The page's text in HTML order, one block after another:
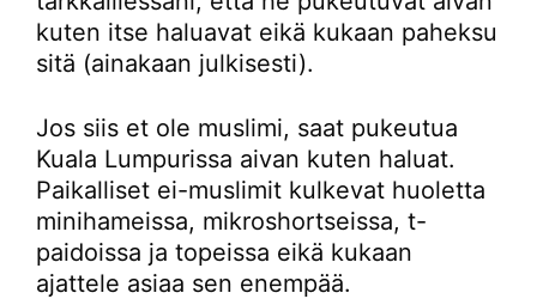
kuten itse haluavat eikä kukaan paheksu
sitä (ainakaan julkisesti).
Jos siis et ole muslimi, saat pukeutua
Kuala Lumpurissa aivan kuten haluat.
Paikalliset ei-muslimit kulkevat huoletta
minihameissa, mikroshortseissa, t-
paidoissa ja topeissa eikä kukaan
ajattele asiaa sen enempää.